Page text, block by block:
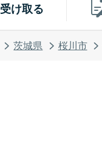
受け取る
茨城県 桜川市